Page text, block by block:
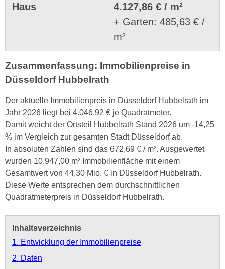
Haus
4.127,86 € / m²
+ Garten: 485,63 € /
m²
Zusammenfassung: Immobilienpreise in
Düsseldorf Hubbelrath
Der aktuelle Immobilienpreis in Düsseldorf Hubbelrath im
Jahr 2026 liegt bei 4.046,92 € je Quadratmeter.
Damit weicht der Ortsteil Hubbelrath Stand 2026 um -14,25
% im Vergleich zur gesamten Stadt Düsseldorf ab.
In absoluten Zahlen sind das 672,69 € / m². Ausgewertet
wurden 10.947,00 m² Immobilienfläche mit einem
Gesamtwert von 44,30 Mio. € in Düsseldorf Hubbelrath.
Diese Werte entsprechen dem durchschnittlichen
Quadratmeterpreis in Düsseldorf Hubbelrath.
Inhaltsverzeichnis
1. Entwicklung der Immobilienpreise
2. Daten